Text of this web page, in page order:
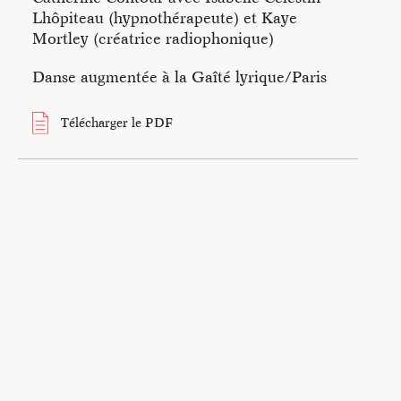
informations sur la démarche de l’artiste Catherine Contour.
Lhôpiteau (hypnothérapeute) et Kaye
Mortley (créatrice radiophonique)
Danse augmentée à la Gaîté lyrique/Paris
Télécharger le PDF